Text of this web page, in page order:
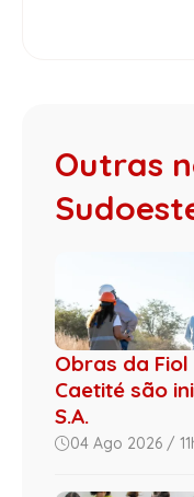
Outras
Obras da
Caetité são
S.A.
04 Ago 2026 /